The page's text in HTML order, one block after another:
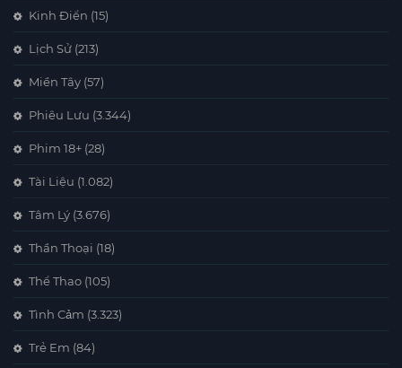
Kinh Điển (15)
Lịch Sử (213)
Miền Tây (57)
Phiêu Lưu (3.344)
Phim 18+ (28)
Tài Liệu (1.082)
Tâm Lý (3.676)
Thần Thoại (18)
Thể Thao (105)
Tình Cảm (3.323)
Trẻ Em (84)